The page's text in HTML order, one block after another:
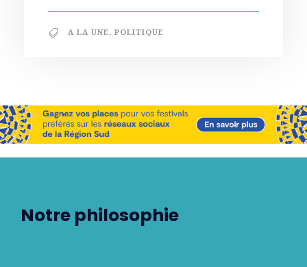
A LA UNE, POLITIQUE
Notre philosophie